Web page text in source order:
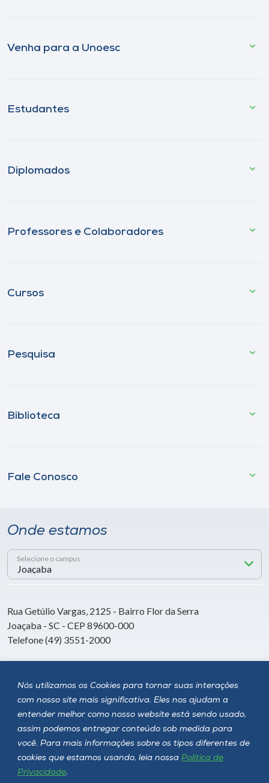
Nós utilizamos os Cookies para tornar suas interações
com nosso site mais significativa. Eles nos ajudam a
entender melhor como nosso website está sendo usado,
assim podemos entregar conteúdo sob medida para
você. Para mais informações sobre os tipos diferentes de
cookies que estamos usando, leia nossa Política de
Privacidade.
Venha para a Unoesc
Estudantes
Diplomados
Professores e Colaboradores
Cursos
Pesquisa
Biblioteca
Fale Conosco
Onde estamos
Selecione o campus
Rua Getúlio Vargas, 2125 - Bairro Flor da Serra
Joaçaba - SC - CEP 89600-000
Telefone (49) 3551-2000
Siga a Unoesc